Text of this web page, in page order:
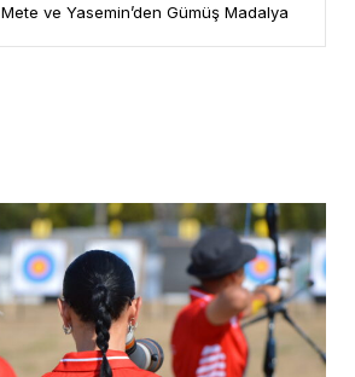
Mete ve Yasemin’den Gümüş Madalya